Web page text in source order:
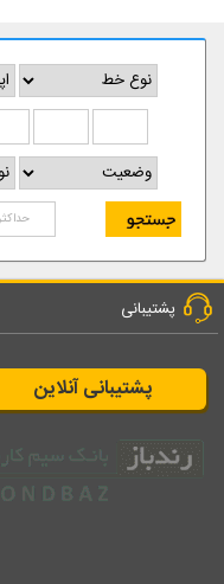
پشتیبانی
پشتیبانی آنلاین